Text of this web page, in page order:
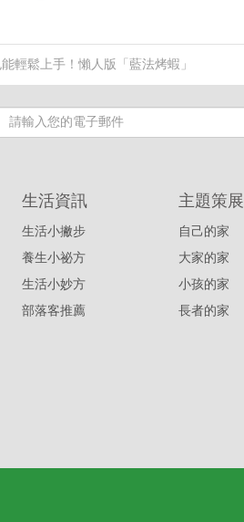
輕鬆上手！懶人版「藍法烤蝦」
生活資訊
生活小撇步
養生小祕方
生活小妙方
部落客推薦
主題策展
自己的家
大家的家
小孩的家
長者的家